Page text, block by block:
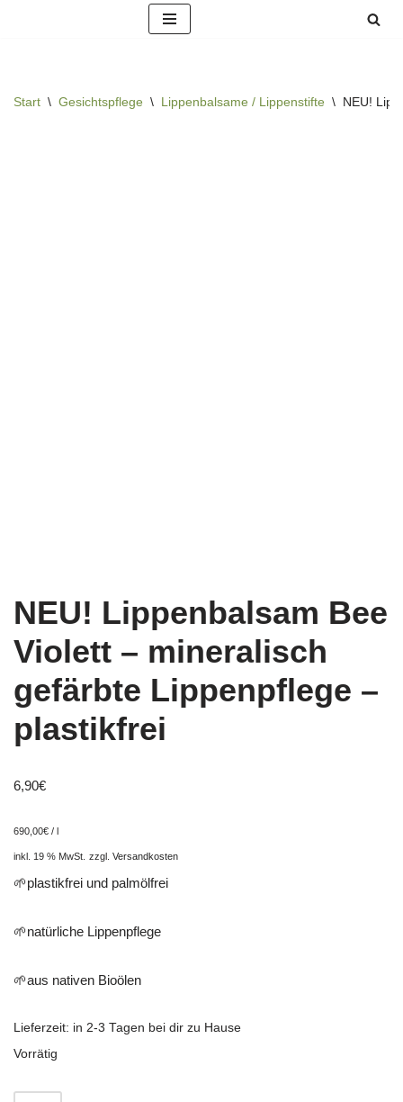
Start \ Gesichtspflege \ Lippenbalsame / Lippenstifte \ NEU!
NEU! Lippenbalsam Bee
Violett – mineralisch
gefärbte Lippenpflege –
plastikfrei
6,90€
690,00€ / l
inkl. 19 % MwSt. zzgl. Versandkosten
🌱plastikfrei und palmölfrei
🌱natürliche Lippenpflege
🌱aus nativen Bioölen
Lieferzeit: in 2-3 Tagen bei dir zu Hause
Vorrätig